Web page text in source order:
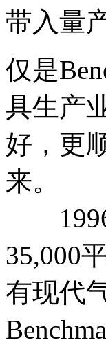
带入量
仅是
具生产
好，更
来。
1996
35,000
有现代